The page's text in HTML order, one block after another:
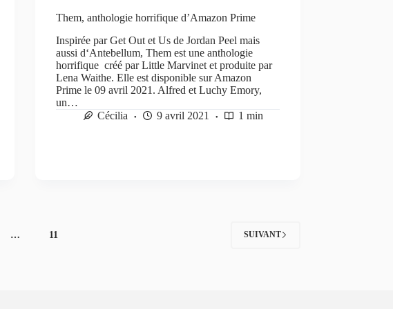
Them, anthologie horrifique d’Amazon Prime
Inspirée par Get Out et Us de Jordan Peel mais
aussi d‘Antebellum, Them est une anthologie
horrifique créé par Little Marvinet et produite par
Lena Waithe. Elle est disponible sur Amazon
Prime le 09 avril 2021. Alfred et Luchy Emory,
un…
Cécilia
9 avril 2021 1 min
… 11 SUIVANT